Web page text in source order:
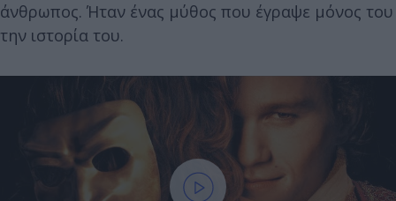
άνθρωπος. Ήταν ένας μύθος που έγραψε μόνος του
την ιστορία του.